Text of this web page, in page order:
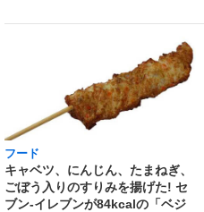
フード
キャベツ、にんじん、たまねぎ、
ごぼう入りのすりみを揚げた! セ
ブン‐イレブンが84kcalの「ベジ